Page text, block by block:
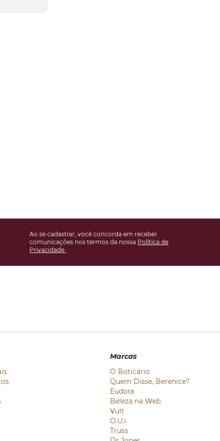
Ao se cadastrar, você concorda em receber
comunicações nos termos da nossa Política de
Privacidade .
Marcas
O Boticário
Quem Disse, Berenice?
Eudora
Beleza na Web
Vult
O.U.i
Truss